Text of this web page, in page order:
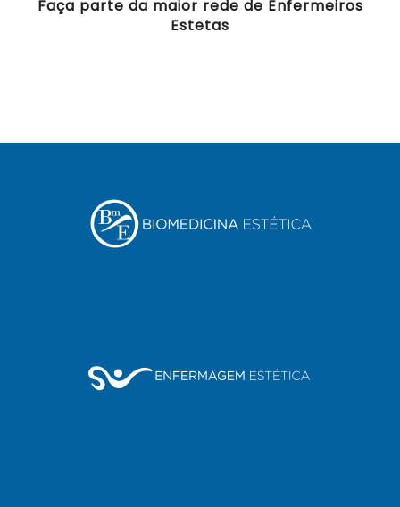
Faça parte da maior rede de Enfermeiros
Estetas